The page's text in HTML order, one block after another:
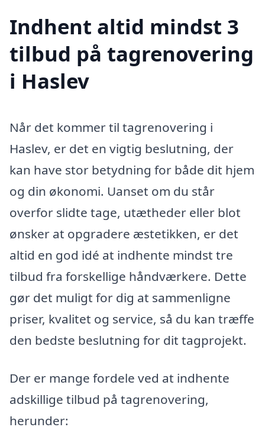
Indhent altid mindst 3
tilbud på tagrenovering
i Haslev
Når det kommer til tagrenovering i
Haslev, er det en vigtig beslutning, der
kan have stor betydning for både dit hjem
og din økonomi. Uanset om du står
overfor slidte tage, utætheder eller blot
ønsker at opgradere æstetikken, er det
altid en god idé at indhente mindst tre
tilbud fra forskellige håndværkere. Dette
gør det muligt for dig at sammenligne
priser, kvalitet og service, så du kan træffe
den bedste beslutning for dit tagprojekt.
Der er mange fordele ved at indhente
adskillige tilbud på tagrenovering,
herunder: